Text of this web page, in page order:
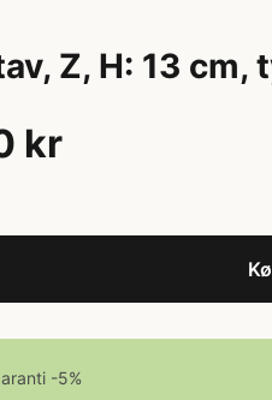
Z, H: 13 cm,
kr
-5%